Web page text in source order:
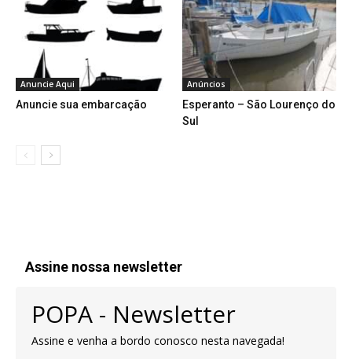
Anuncie Aqui
Anuncie sua embarcação
Anúncios
Esperanto – São Lourenço do
Sul
Assine nossa newsletter
POPA - Newsletter
Assine e venha a bordo conosco nesta navegada!